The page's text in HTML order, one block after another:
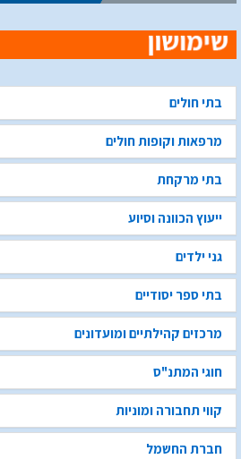
בתי חולים
מרפאות וקופות חולים
בתי מרקחת
ייעוץ הכוונה וסיוע
גני ילדים
בתי ספר יסודיים
מרכזים קהילתיים ומועדונים
חוגי המתנ"ס
קווי תחבורה ומוניות
חברת החשמל